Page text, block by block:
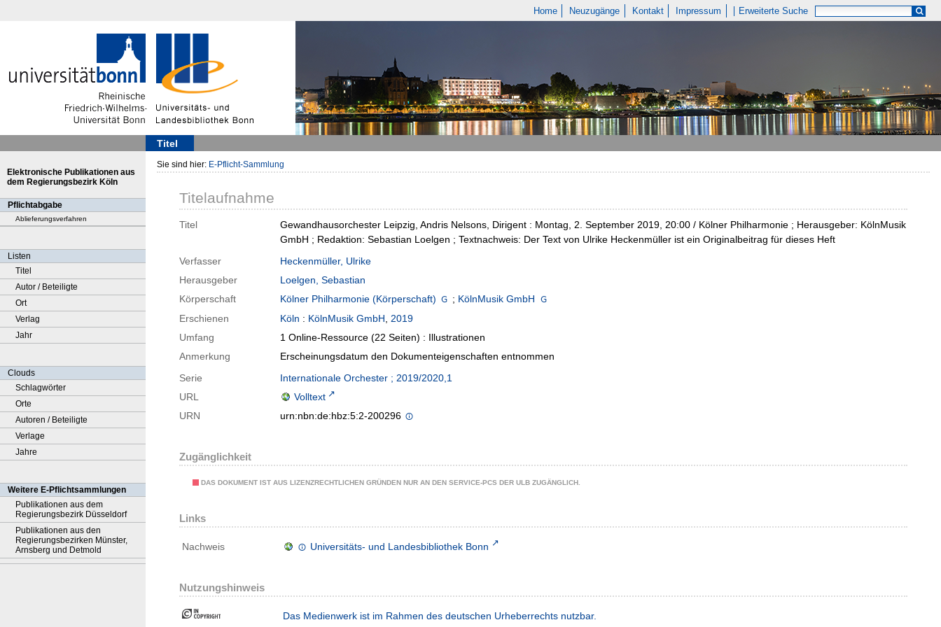
Home Neuzugänge Kontakt Impressum Erweiterte Suche
Titel
Elektronische Publikationen aus
dem Regierungsbezirk Köln
Pflichtabgabe
Ablieferungsverfahren
Listen
Titel
Autor / Beteiligte
Ort
Verlag
Jahr
Clouds
Schlagwörter
Orte
Autoren / Beteiligte
Verlage
Jahre
Weitere E-Pflichtsammlungen
Publikationen aus dem
Regierungsbezirk Düsseldorf
Publikationen aus den
Regierungsbezirken Münster,
Arnsberg und Detmold
Sie sind hier: E-Pflicht-Sammlung
Titelaufnahme
Titel
Gewandhausorchester Leipzig, Andris Nelsons, Dirigent : Montag, 2. September 2019, 20:00 / Kölner Philharmonie ; Herausgeber: KölnMusik
GmbH ; Redaktion: Sebastian Loelgen ; Textnachweis: Der Text von Ulrike Heckenmüller ist ein Originalbeitrag für dieses Heft
Verfasser
Heckenmüller, Ulrike
Herausgeber
Loelgen, Sebastian
Körperschaft
Kölner Philharmonie (Körperschaft) ; KölnMusik GmbH
Erschienen
Köln : KölnMusik GmbH, 2019
Umfang
1 Online-Ressource (22 Seiten) : Illustrationen
Anmerkung
Erscheinungsdatum den Dokumenteigenschaften entnommen
Serie
Internationale Orchester ; 2019/2020,1
URL
Volltext
URN
urn:nbn:de:hbz:5:2-200296
Zugänglichkeit
DAS DOKUMENT IST AUS LIZENZRECHTLICHEN GRÜNDEN NUR AN DEN SERVICE-PCS DER ULB ZUGÄNGLICH.
Links
Nachweis Universitäts- und Landesbibliothek Bonn
Nutzungshinweis
Das Medienwerk ist im Rahmen des deutschen Urheberrechts nutzbar.